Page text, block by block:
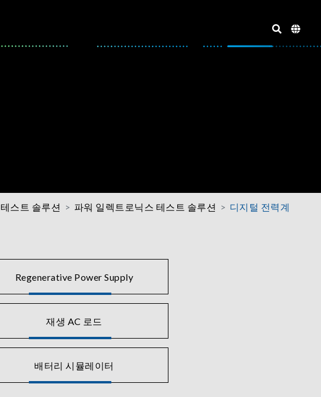
테스트 솔루션 파워 일렉트로닉스 테스트 솔루션 디지털 전력계
Regenerative Power Supply
재생 AC 로드
배터리 시뮬레이터